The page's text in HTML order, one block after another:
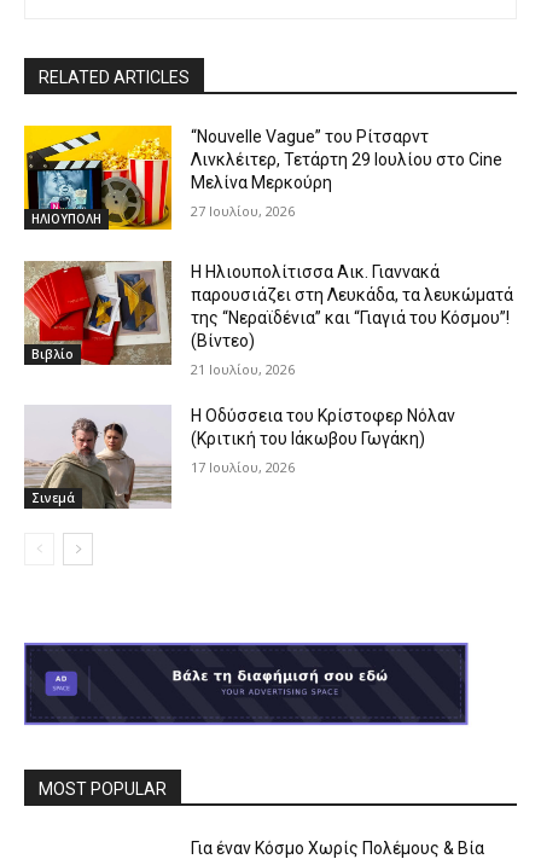
RELATED ARTICLES
ΗΛΙΟΥΠΟΛΗ
“Nouvelle Vague” του Ρίτσαρντ
Λινκλέιτερ, Τετάρτη 29 Ιουλίου στο Cine
Μελίνα Μερκούρη
27 Ιουλίου, 2026
Βιβλίο
Η Ηλιουπολίτισσα Αικ. Γιαννακά
παρουσιάζει στη Λευκάδα, τα λευκώματά
της “Νεραϊδένια” και “Γιαγιά του Κόσμου”!
(Βίντεο)
21 Ιουλίου, 2026
Σινεμά
Η Οδύσσεια του Κρίστοφερ Νόλαν
(Κριτική του Ιάκωβου Γωγάκη)
17 Ιουλίου, 2026
MOST POPULAR
Για έναν Κόσμο Χωρίς Πολέμους & Βία